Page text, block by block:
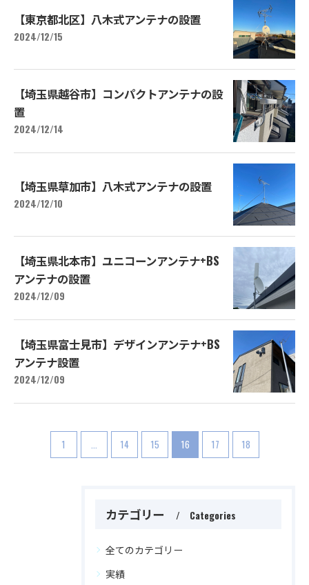
【東京都北区】八木式アンテナの設置
2024/12/15
【埼玉県越谷市】コンパクトアンテナの設
置
2024/12/14
【埼玉県草加市】八木式アンテナの設置
2024/12/10
【埼玉県北本市】ユニコーンアンテナ+BS
アンテナの設置
2024/12/09
【埼玉県富士見市】デザインアンテナ+BS
アンテナ設置
2024/12/09
1 ... 14 15 16 17 18
カテゴリー Categories
全てのカテゴリー
実績